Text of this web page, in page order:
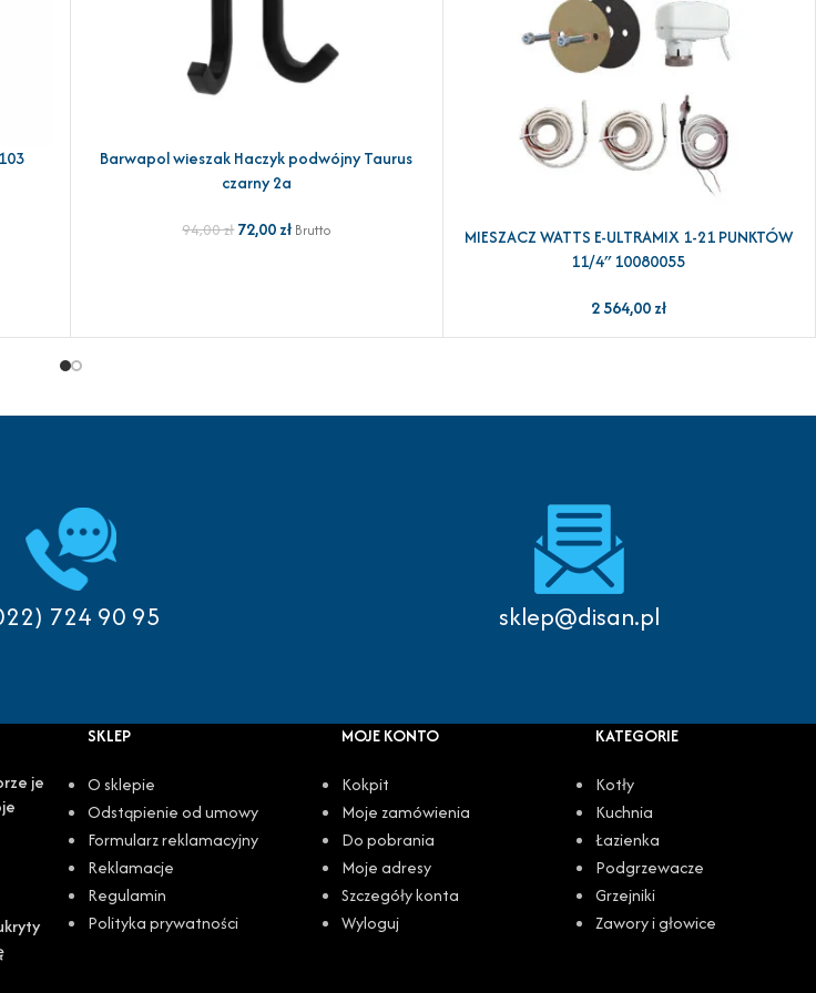
DODAJ DO KOSZYKA
Barwapol wieszak Haczyk podwójny Taurus
czarny 2a
94,00zł 72,00zł Brutto DODAJ DO KOSZYKA
MIESZACZ WATTS E-ULTRAMIX 1-21 PUNKTÓW
11/4″ 10080055
2 564,00zł
724 90 95 sklep@disan.pl
je
SKLEP
O sklepie
Odstąpienie od umowy
Formularz reklamacyjny
Reklamacje
Regulamin
Polityka prywatności
MOJE KONTO
Kokpit
Moje zamówienia
Do pobrania
Moje adresy
Szczegóły konta
Wyloguj
KATEGORIE
Kotły
Kuchnia
Łazienka
Podgrzewacze
Grzejniki
Zawory i głowice